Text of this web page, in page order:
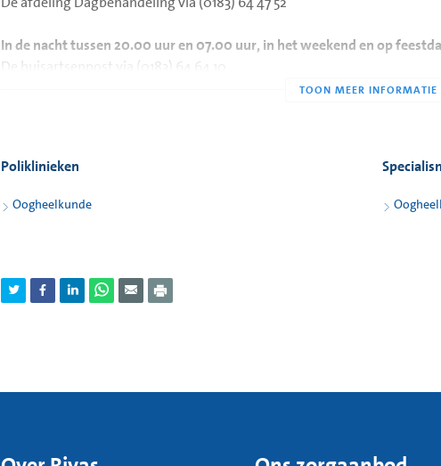
In de nacht tussen 20.00 uur en 07.00 uur, in het weekend en op
De huisartsenpost via (0183) 64 64 10
Poliklinieken
Oogheelkunde